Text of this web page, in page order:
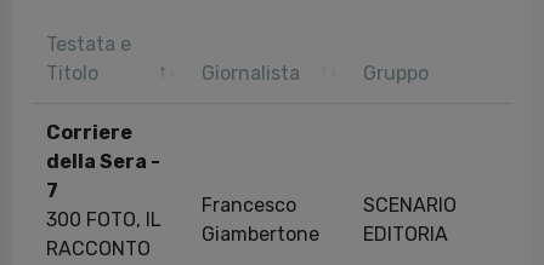
Testata e
Titolo
Giornalista Gruppo
Corriere
della Sera -
7
300 FOTO, IL
RACCONTO
Francesco
Giambertone
SCENARIO
EDITORIA